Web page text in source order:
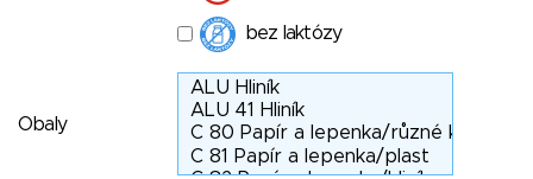
bez laktózy
Obaly